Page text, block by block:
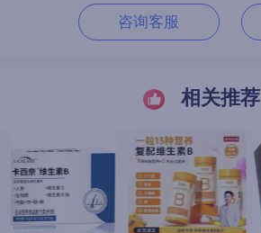
咨询客服
相关推荐